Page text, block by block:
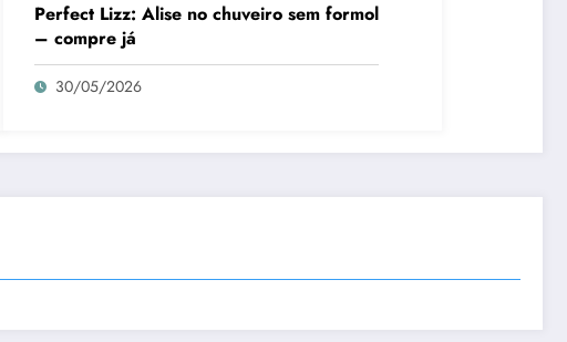
Perfect Lizz: Alise no chuveiro sem formol
– compre já
30/05/2026